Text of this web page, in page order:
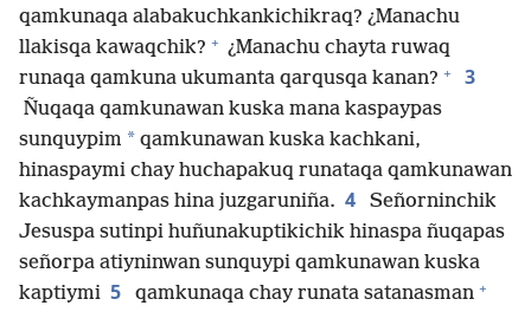
qamkunaqa alabakuchkankichikraq? ¿Manachu
llakisqa kawaqchik? + ¿Manachu chayta ruwaq
runaqa qamkuna ukumanta qarqusqa kanan? + 3
Ñuqaqa qamkunawan kuska mana kaspaypas
sunquypim * qamkunawan kuska kachkani,
hinaspaymi chay huchapakuq runataqa qamkunawan
kachkaymanpas hina juzgaruniña. 4
Señorninchik
Jesuspa sutinpi huñunakuptikichik hinaspa ñuqapas
señorpa atiyninwan sunquypi qamkunawan kuska
kaptiymi 5 qamkunaqa chay runata satanasman +